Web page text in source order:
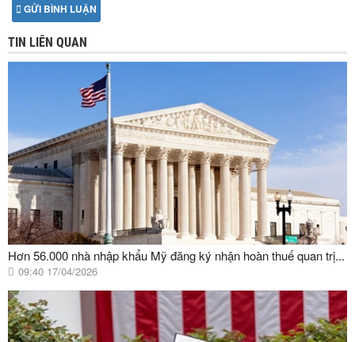
GỬI BÌNH LUẬN
TIN LIÊN QUAN
Hơn 56.000 nhà nhập khẩu Mỹ đăng ký nhận hoàn thuế quan trị...
09:40 17/04/2026